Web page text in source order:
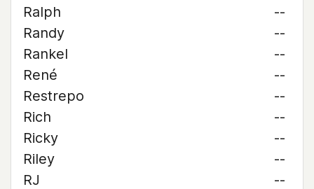
Ralph
--
Randy
--
Rankel
--
René
--
Restrepo
--
Rich
--
Ricky
--
Riley
--
RJ
--